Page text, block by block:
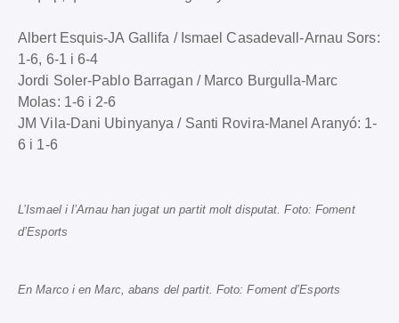
Albert Esquis-JA Gallifa / Ismael Casadevall-Arnau Sors:
1-6, 6-1 i 6-4
Jordi Soler-Pablo Barragan / Marco Burgulla-Marc
Molas: 1-6 i 2-6
JM Vila-Dani Ubinyanya / Santi Rovira-Manel Aranyó: 1-
6 i 1-6
L’Ismael i l’Arnau han jugat un partit molt disputat. Foto: Foment
d’Esports
En Marco i en Marc, abans del partit. Foto: Foment d’Esports